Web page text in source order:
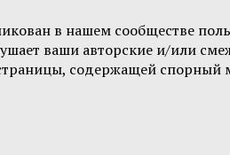
в нашем сообществе
ваши авторские и/или
содержащей спорный